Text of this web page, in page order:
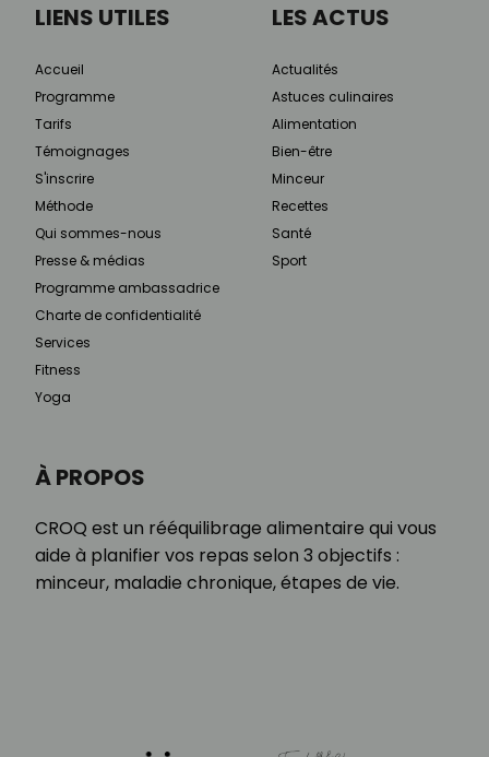
À PROPOS
CROQ est un rééquilibrage alimentaire qui vous
aide à planifier vos repas selon 3 objectifs :
minceur, maladie chronique, étapes de vie.
LIENS UTILES
Accueil
Programme
Tarifs
Témoignages
S'inscrire
Méthode
Qui sommes-nous
Presse & médias
Programme ambassadrice
Charte de confidentialité
Services
Fitness
Yoga
LES ACTUS
Actualités
Astuces culinaires
Alimentation
Bien-être
Minceur
Recettes
Santé
Sport